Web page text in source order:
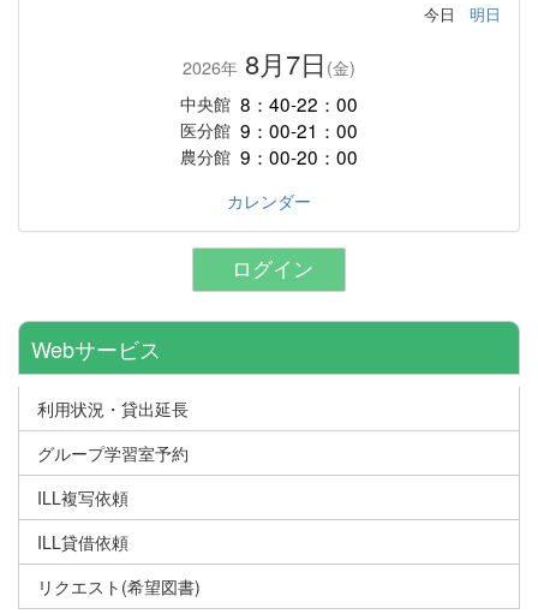
今日 明日
2026年 8月7日 (金)
中央館 8：40-22：00
医分館 9：00-21：00
農分館 9：00-20：00
カレンダー
ログイン
Webサービス
利用状況・貸出延長
グループ学習室予約
ILL複写依頼
ILL貸借依頼
リクエスト(希望図書)